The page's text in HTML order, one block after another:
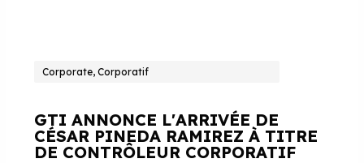
Corporate, Corporatif
GTI ANNONCE L'ARRIVÉE DE
CÉSAR PINEDA RAMIREZ À TITRE
DE CONTRÔLEUR CORPORATIF